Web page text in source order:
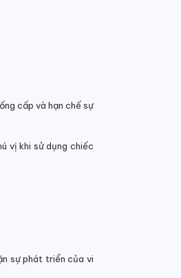
cấp và hạn chế sự
vị khi sử dụng chiếc
sự phát triển của vi